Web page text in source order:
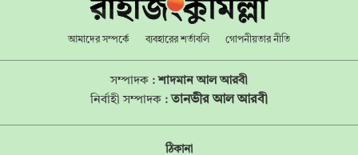
আমাদের সম্পর্কে ব্যবহারের শর্তাবলি গোপনীয়তার নীতি
সম্পাদক :শাদমান আল আরবী
নির্বাহী সম্পাদক :তানভীর আল আরবী
ঠিকানা